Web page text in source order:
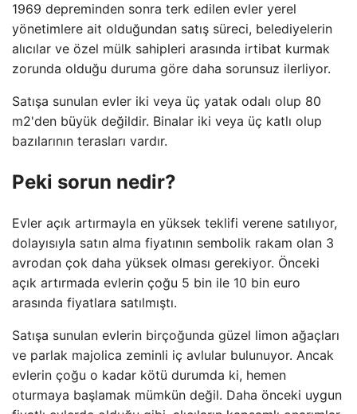
1969 depreminden sonra terk edilen evler yerel
yönetimlere ait olduğundan satış süreci, belediyelerin
alıcılar ve özel mülk sahipleri arasında irtibat kurmak
zorunda olduğu duruma göre daha sorunsuz ilerliyor.
Satışa sunulan evler iki veya üç yatak odalı olup 80
m2'den büyük değildir. Binalar iki veya üç katlı olup
bazılarının terasları vardır.
Peki sorun nedir?
Evler açık artırmayla en yüksek teklifi verene satılıyor,
dolayısıyla satın alma fiyatının sembolik rakam olan 3
avrodan çok daha yüksek olması gerekiyor. Önceki
açık artırmada evlerin çoğu 5 bin ile 10 bin euro
arasında fiyatlara satılmıştı.
Satışa sunulan evlerin birçoğunda güzel limon ağaçları
ve parlak majolica zeminli iç avlular bulunuyor. Ancak
evlerin çoğu o kadar kötü durumda ki, hemen
oturmaya başlamak mümkün değil. Daha önceki uygun